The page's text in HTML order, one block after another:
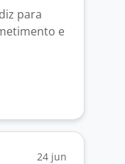
para
e
24 jun